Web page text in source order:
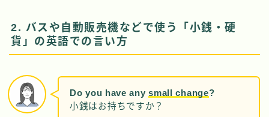
2. バスや自動販売機などで使う「小銭・硬
貨」の英語での言い方
Do you have anysmall change?
小銭はお持ちですか？